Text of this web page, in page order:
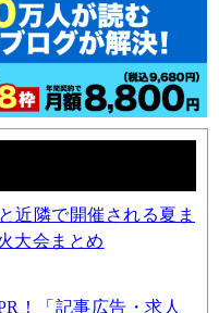
近隣で開催される夏ま
大会まとめ
！「記事広告・求人